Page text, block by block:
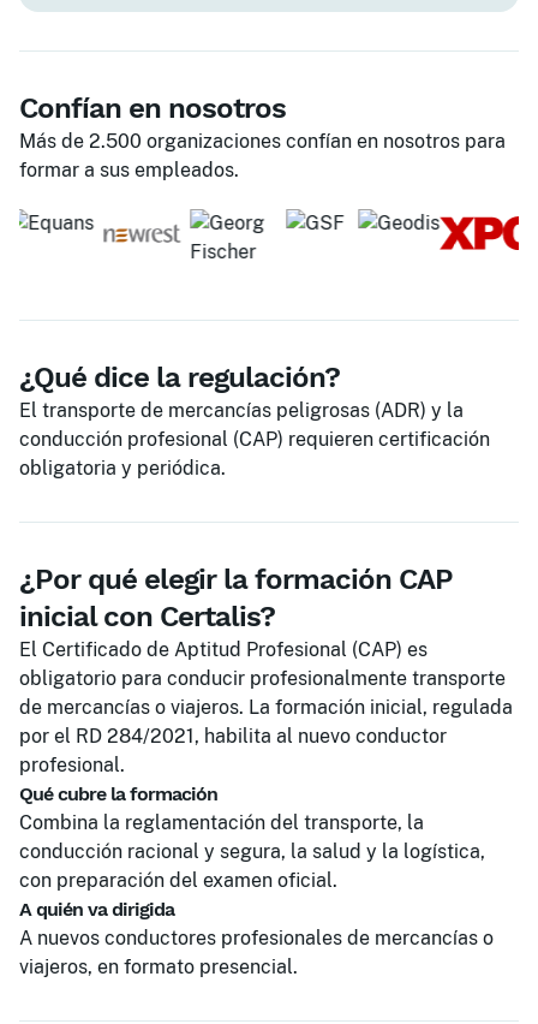
Confían en nosotros
Más de 2.500 organizaciones confían en nosotros para
formar a sus empleados.
¿Qué dice la regulación?
El transporte de mercancías peligrosas (ADR) y la
conducción profesional (CAP) requieren certificación
obligatoria y periódica.
¿Por qué elegir la formación CAP
inicial con Certalis?
El Certificado de Aptitud Profesional (CAP) es
obligatorio para conducir profesionalmente transporte
de mercancías o viajeros. La formación inicial, regulada
por el RD 284/2021, habilita al nuevo conductor
profesional.
Qué cubre la formación
Combina la reglamentación del transporte, la
conducción racional y segura, la salud y la logística,
con preparación del examen oficial.
A quién va dirigida
A nuevos conductores profesionales de mercancías o
viajeros, en formato presencial.